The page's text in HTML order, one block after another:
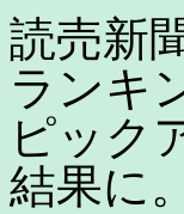
読売新
ランキ
ピック
結果に。